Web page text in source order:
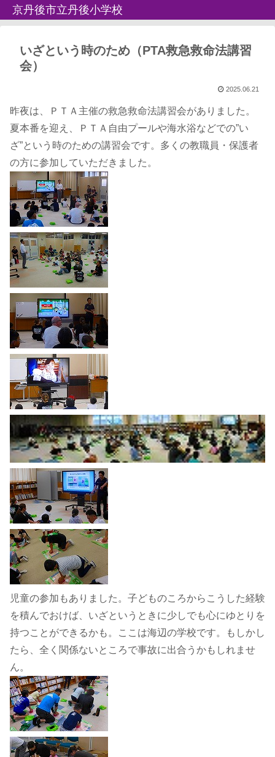
京丹後市立丹後小学校
いざという時のため（PTA救急救命法講習
会）
2025.06.21
昨夜は、ＰＴＡ主催の救急救命法講習会がありました。
夏本番を迎え、ＰＴＡ自由プールや海水浴などでの”い
ざ”という時のための講習会です。多くの教職員・保護者
の方に参加していただきました。
児童の参加もありました。子どものころからこうした経験
を積んでおけば、いざというときに少しでも心にゆとりを
持つことができるかも。ここは海辺の学校です。もしかし
たら、全く関係ないところで事故に出合うかもしれませ
ん。